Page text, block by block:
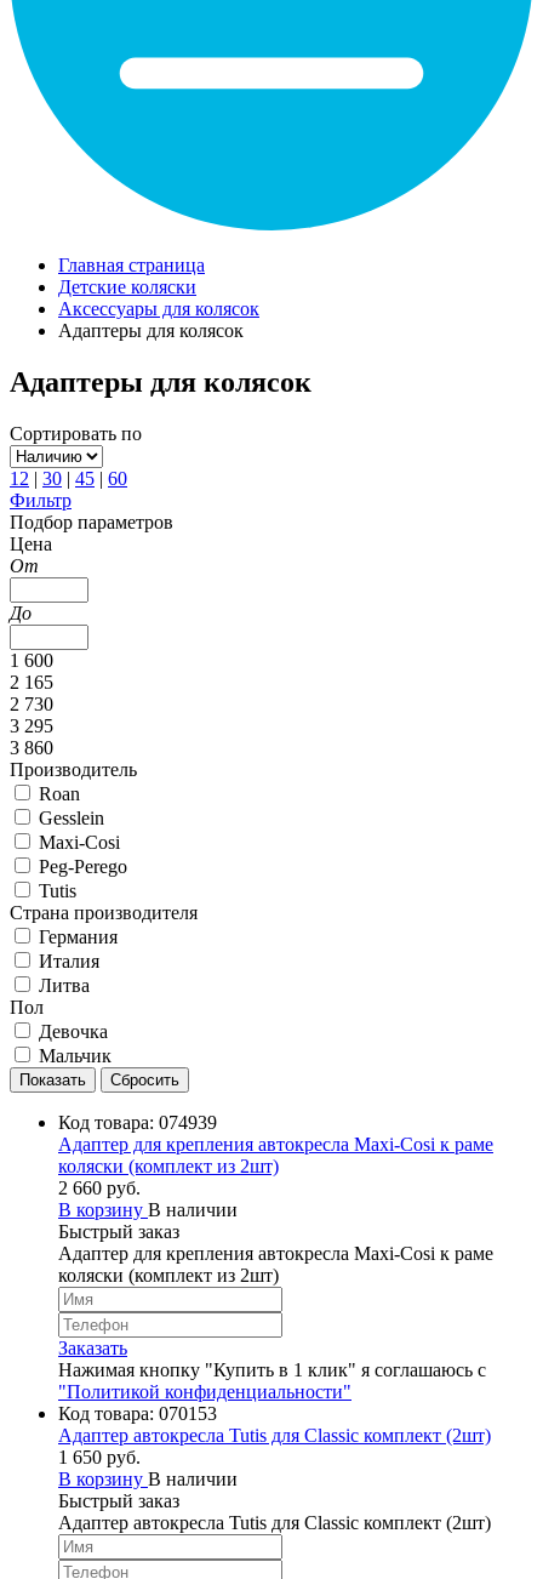
Главная страница
Детские коляски
Аксессуары для колясок
Адаптеры для колясок
Адаптеры для колясок
Сортировать по
12 | 30 | 45 | 60
Фильтр
Подбор параметров
Цена
От
До
1 600
2 165
2 730
3 295
3 860
Производитель
Roan
Gesslein
Maxi-Cosi
Peg-Perego
Tutis
Страна производителя
Германия
Италия
Литва
Пол
Девочка
Мальчик
Код товара: 074939
Адаптер для крепления автокресла Maxi-Cosi к раме
коляски (комплект из 2шт)
2 660 руб.
В корзину В наличии
Быстрый заказ
Адаптер для крепления автокресла Maxi-Cosi к раме
коляски (комплект из 2шт)
Заказать
Нажимая кнопку "Купить в 1 клик" я соглашаюсь с
"Политикой конфиденциальности"
Код товара: 070153
Адаптер автокресла Tutis для Classic комплект (2шт)
1 650 руб.
В корзину В наличии
Быстрый заказ
Адаптер автокресла Tutis для Classic комплект (2шт)